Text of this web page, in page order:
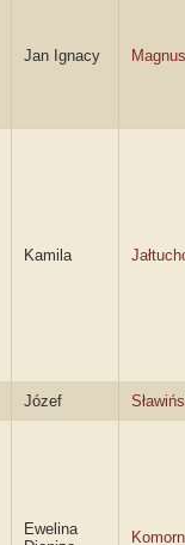
Jan Ignacy
Kamila
Józef
Ewelina